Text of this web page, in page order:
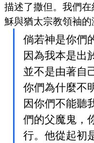
描述了撒但。我們
穌與猶太宗教領袖的
倘若神是你們
因為我本是出
並不是由著自
你們為什麼不
因你們不能聽
們的父魔鬼，
行。他從起初